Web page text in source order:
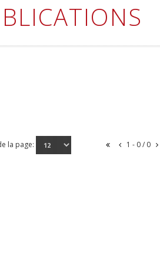
la page: 1 - 0 / 0